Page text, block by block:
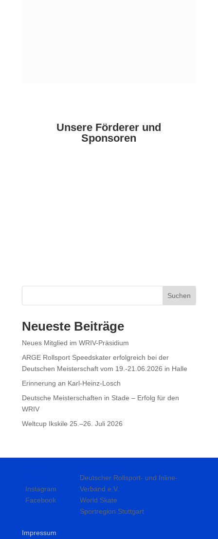
Unsere Förderer und
Sponsoren
Suchen
Neueste Beiträge
Neues Mitglied im WRIV-Präsidium
ARGE Rollsport Speedskater erfolgreich bei der
Deutschen Meisterschaft vom 19.-21.06.2026 in Halle
Erinnerung an Karl-Heinz-Losch
Deutsche Meisterschaften in Stade – Erfolg für den
WRIV
Weltcup Ikskile 25.–26. Juli 2026
Instagram
Facebook
Deutscher Rollsport- und Inline-
Verband e.V.
World Skate
Sportregion Stuttgart
Impressum